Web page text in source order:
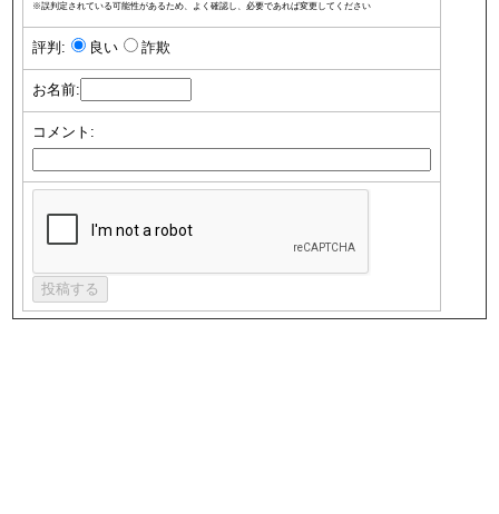
※誤判定されている可能性があるため、よく確認し、必要であれば変更してください
評判: 良い 詐欺
お名前:
コメント: